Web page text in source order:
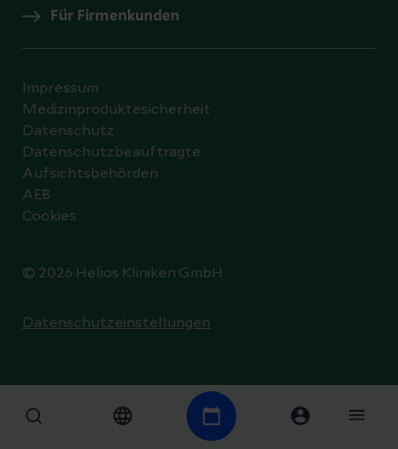
Für Firmenkunden
© 2026 Helios Kliniken GmbH
Impressum
Medizinproduktesicherheit
Datenschutz
Datenschutzbeauftragte
Aufsichtsbehörden
AEB
Cookies
Datenschutzeinstellungen